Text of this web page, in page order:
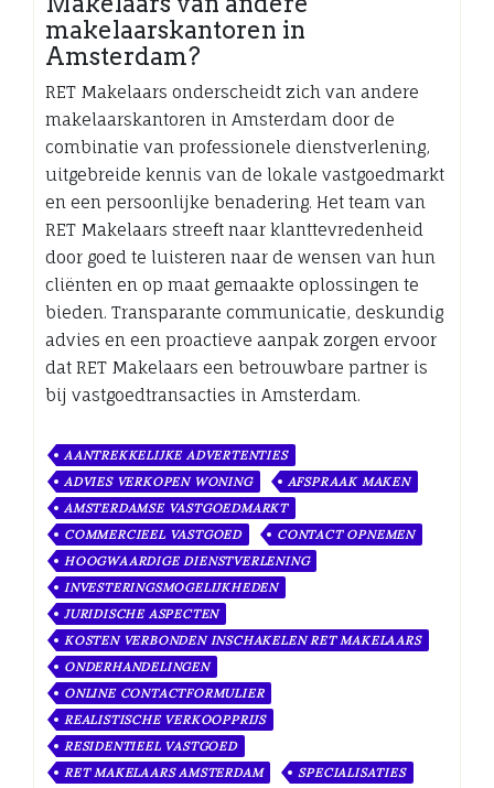
makelaarskantoren in
Amsterdam?
RET Makelaars onderscheidt zich van andere
makelaarskantoren in Amsterdam door de
combinatie van professionele dienstverlening,
uitgebreide kennis van de lokale vastgoedmarkt
en een persoonlijke benadering. Het team van
RET Makelaars streeft naar klanttevredenheid
door goed te luisteren naar de wensen van hun
cliënten en op maat gemaakte oplossingen te
bieden. Transparante communicatie, deskundig
advies en een proactieve aanpak zorgen ervoor
dat RET Makelaars een betrouwbare partner is
bij vastgoedtransacties in Amsterdam.
AANTREKKELIJKE ADVERTENTIES
ADVIES VERKOPEN WONING
AFSPRAAK MAKEN
AMSTERDAMSE VASTGOEDMARKT
COMMERCIEEL VASTGOED
CONTACT OPNEMEN
HOOGWAARDIGE DIENSTVERLENING
INVESTERINGSMOGELIJKHEDEN
JURIDISCHE ASPECTEN
KOSTEN VERBONDEN INSCHAKELEN RET MAKELAARS
ONDERHANDELINGEN
ONLINE CONTACTFORMULIER
REALISTISCHE VERKOOPPRIJS
RESIDENTIEEL VASTGOED
RET MAKELAARS AMSTERDAM
SPECIALISATIES